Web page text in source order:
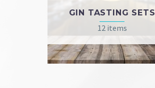
GIN TASTING SETS
12 items